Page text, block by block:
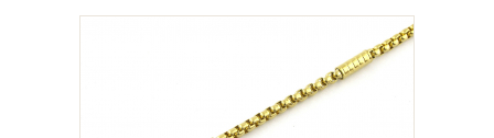
Шнуры, ленты, нитки